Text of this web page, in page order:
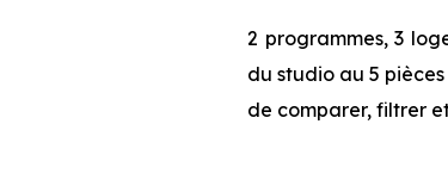
2 programmes, 3
du studio au 5 pièces
de comparer, filtrer